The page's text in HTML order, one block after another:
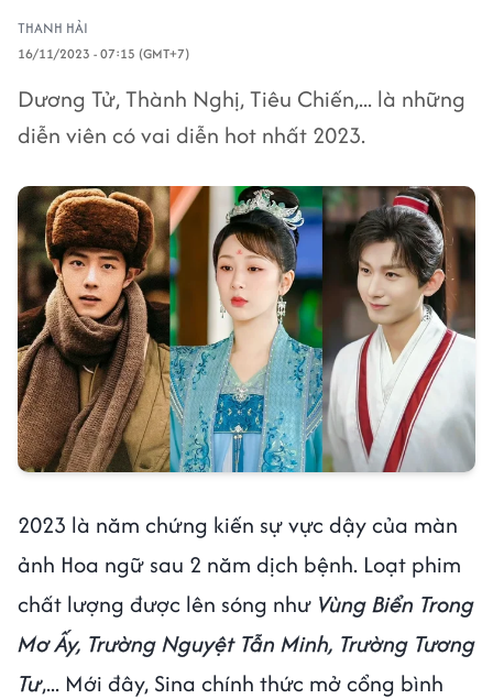
THANH HẢI
16/11/2023 - 07:15 (GMT+7)
Dương Tử, Thành Nghị, Tiêu Chiến,... là những
diễn viên có vai diễn hot nhất 2023.
2023 là năm chứng kiến sự vực dậy của màn
ảnh Hoa ngữ sau 2 năm dịch bệnh. Loạt phim
chất lượng được lên sóng như Vùng Biển Trong
Mơ Ấy, Trường Nguyệt Tẫn Minh, Trường Tương
Tư,... Mới đây, Sina chính thức mở cổng bình